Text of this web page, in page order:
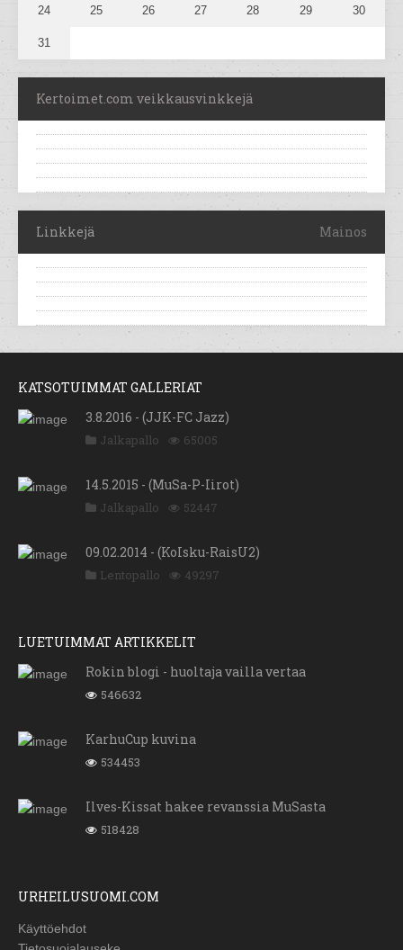
24 25 26 27 28 29 30
31
Kertoimet.com veikkausvinkkejä
Linkkejä Mainos
KATSOTUIMMAT GALLERIAT
3.8.2016 - (JJK-FC Jazz)
Jalkapallo 65005
14.5.2015 - (MuSa-P-Iirot)
Jalkapallo 52447
09.02.2014 - (KoIsku-RaisU2)
Lentopallo 49297
LUETUIMMAT ARTIKKELIT
Rokin blogi - huoltaja vailla vertaa
546632
KarhuCup kuvina
534453
Ilves-Kissat hakee revanssia MuSasta
518428
URHEILUSUOMI.COM
Käyttöehdot